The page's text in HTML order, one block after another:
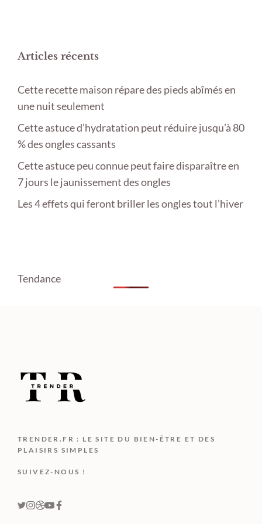
Articles récents
Cette recette maison répare des pieds abîmés en
une nuit seulement
Cette astuce d’hydratation peut réduire jusqu’à 80
% des ongles cassants
Cette astuce peu connue peut faire disparaître en
7 jours le jaunissement des ongles
Les 4 effets qui feront briller les ongles tout l’hiver
Tendance
TRENDER.FR : LE SITE DU BIEN-ÊTRE ET DES
PLAISIRS SIMPLES
SUIVEZ-NOUS !